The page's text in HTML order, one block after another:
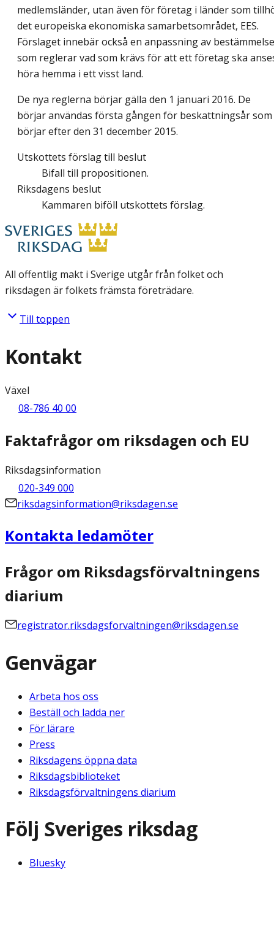
medlemsländer, utan även för företag i länder som
det europeiska ekonomiska samarbetsområdet, EES.
Förslaget innebär också en anpassning av
som reglerar vad som krävs för att ett företag ska
höra hemma i ett visst land.
De nya reglerna börjar gälla den 1 januari 2016. De
börjar användas första gången för beskattningsår som
börjar efter den 31 december 2015.
Utskottets förslag till beslut
Bifall till propositionen.
Riksdagens beslut
Kammaren biföll utskottets förslag.
All offentlig makt i Sverige utgår från folket och
riksdagen är folkets främsta företrädare.
Till toppen
Kontakt
Växel
08-786 40 00
Faktafrågor om riksdagen och EU
Riksdagsinformation
020-349 000
riksdagsinformation@riksdagen.se
Kontakta ledamöter
Frågor om Riksdagsförvaltningens
diarium
registrator.riksdagsforvaltningen@riksdagen.se
Genvägar
Arbeta hos oss
Beställ och ladda ner
För lärare
Press
Riksdagens öppna data
Riksdagsbiblioteket
Riksdagsförvaltningens diarium
Följ Sveriges riksdag
Bluesky